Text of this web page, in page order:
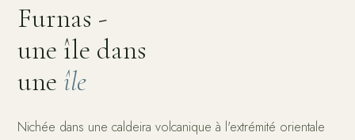
Furnas -
une île dans
une île
Nichée dans une caldeira volcanique à l'extrémité orientale